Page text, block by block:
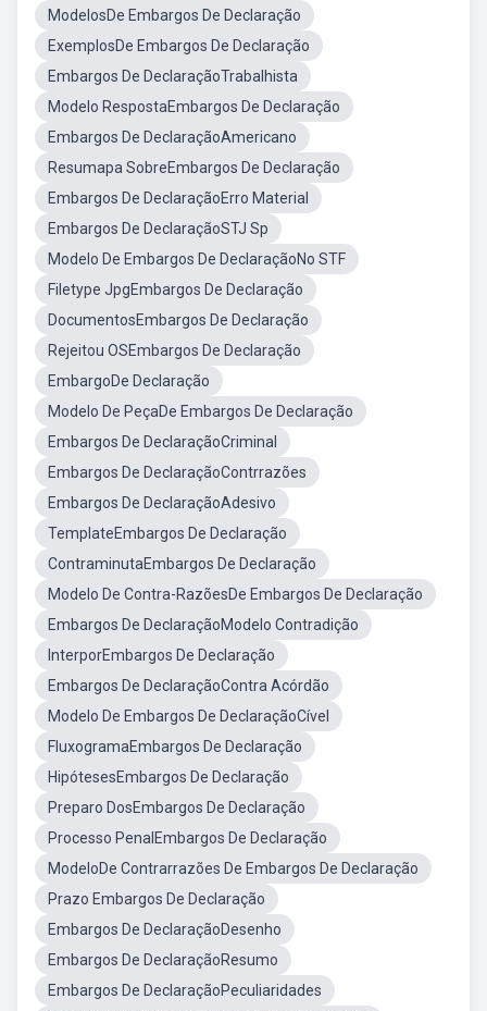
ModelosDe Embargos De Declaração
ExemplosDe Embargos De Declaração
Embargos De DeclaraçãoTrabalhista
Modelo RespostaEmbargos De Declaração
Embargos De DeclaraçãoAmericano
Resumapa SobreEmbargos De Declaração
Embargos De DeclaraçãoErro Material
Embargos De DeclaraçãoSTJ Sp
Modelo De Embargos De DeclaraçãoNo STF
Filetype JpgEmbargos De Declaração
DocumentosEmbargos De Declaração
Rejeitou OSEmbargos De Declaração
EmbargoDe Declaração
Modelo De PeçaDe Embargos De Declaração
Embargos De DeclaraçãoCriminal
Embargos De DeclaraçãoContrrazões
Embargos De DeclaraçãoAdesivo
TemplateEmbargos De Declaração
ContraminutaEmbargos De Declaração
Modelo De Contra-RazõesDe Embargos De Declaração
Embargos De DeclaraçãoModelo Contradição
InterporEmbargos De Declaração
Embargos De DeclaraçãoContra Acórdão
Modelo De Embargos De DeclaraçãoCível
FluxogramaEmbargos De Declaração
HipótesesEmbargos De Declaração
Preparo DosEmbargos De Declaração
Processo PenalEmbargos De Declaração
ModeloDe Contrarrazões De Embargos De Declaração
Prazo Embargos De Declaração
Embargos De DeclaraçãoDesenho
Embargos De DeclaraçãoResumo
Embargos De DeclaraçãoPeculiaridades